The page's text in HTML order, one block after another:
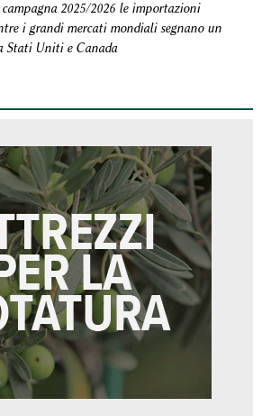
2025/2026 le importazioni
i grandi mercati mondiali segnano un
Stati Uniti e Canada